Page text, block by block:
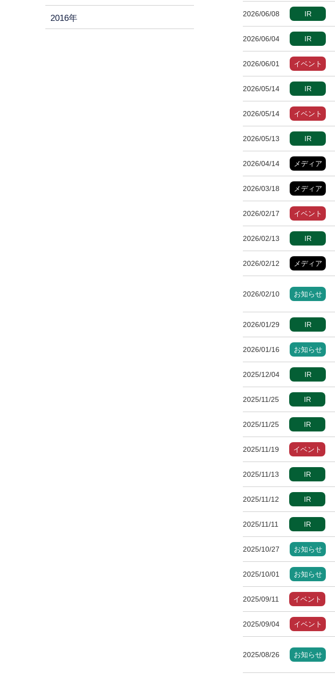
2016年 2026/06/08 IR
2026/06/04 IR
2026/06/01 イベント
2026/05/14 IR
2026/05/14 イベント
2026/05/13 IR
2026/04/14 メディア
2026/03/18 メディア
2026/02/17 イベント
2026/02/13 IR
2026/02/12 メディア
2026/02/10 お知らせ
2026/01/29 IR
2026/01/16 お知らせ
2025/12/04 IR
2025/11/25 IR
2025/11/25 IR
2025/11/19 イベント
2025/11/13 IR
2025/11/12 IR
2025/11/11 IR
2025/10/27 お知らせ
2025/10/01 お知らせ
2025/09/11 イベント
2025/09/04 イベント
2025/08/26 お知らせ